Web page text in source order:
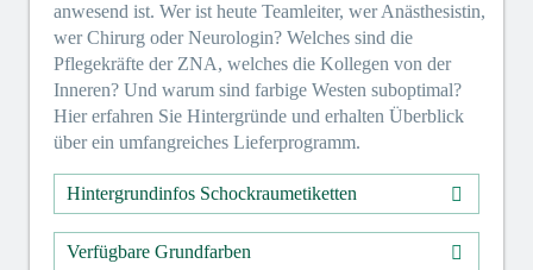
anwesend ist. Wer ist heute Teamleiter, wer Anästhesistin,
wer Chirurg oder Neurologin? Welches sind die
Pflegekräfte der ZNA, welches die Kollegen von der
Inneren? Und warum sind farbige Westen suboptimal?
Hier erfahren Sie Hintergründe und erhalten Überblick
über ein umfangreiches Lieferprogramm.
Hintergrundinfos Schockraumetiketten
Verfügbare Grundfarben